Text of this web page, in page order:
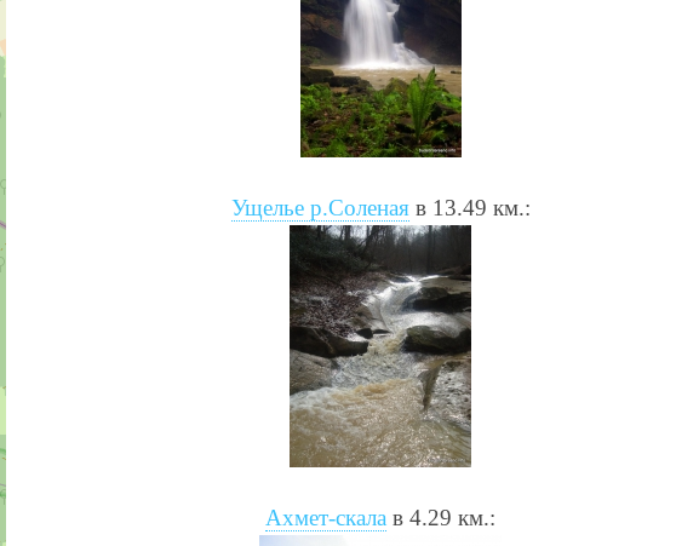
Ущелье р.Соленаяв 13.49 км.:
Ахмет-скала в 4.29 км.: